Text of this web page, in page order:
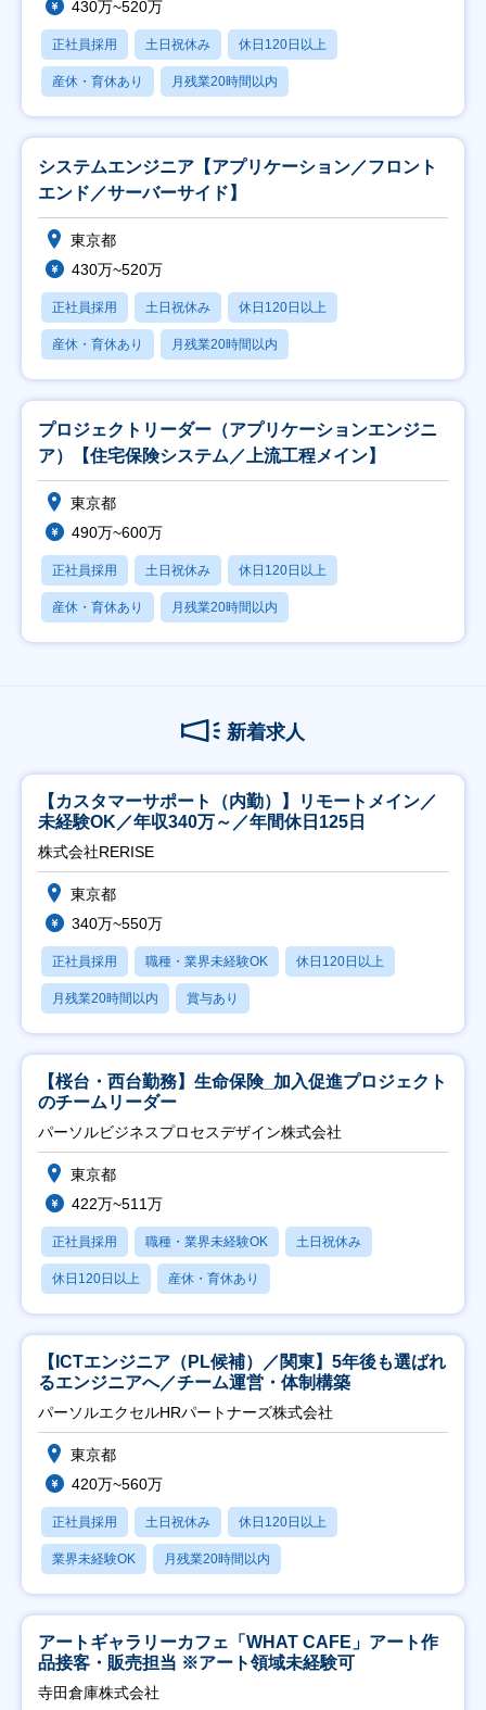
430万~520万
正社員採用 土日祝休み 休日120日以上
産休・育休あり 月残業20時間以内
システムエンジニア【アプリケーション／フロント
エンド／サーバーサイド】
東京都
430万~520万
正社員採用 土日祝休み 休日120日以上
産休・育休あり 月残業20時間以内
プロジェクトリーダー（アプリケーションエンジニ
ア）【住宅保険システム／上流工程メイン】
東京都
490万~600万
正社員採用 土日祝休み 休日120日以上
産休・育休あり 月残業20時間以内
新着求人
【カスタマーサポート（内勤）】リモートメイン／
未経験OK／年収340万～／年間休日125日
株式会社RERISE
東京都
340万~550万
正社員採用 職種・業界未経験OK 休日120日以上
月残業20時間以内 賞与あり
【桜台・西台勤務】生命保険_加入促進プロジェクト
のチームリーダー
パーソルビジネスプロセスデザイン株式会社
東京都
422万~511万
正社員採用 職種・業界未経験OK 土日祝休み
休日120日以上 産休・育休あり
【ICTエンジニア（PL候補）／関東】5年後も選ばれ
るエンジニアへ／チーム運営・体制構築
パーソルエクセルHRパートナーズ株式会社
東京都
420万~560万
正社員採用 土日祝休み 休日120日以上
業界未経験OK 月残業20時間以内
アートギャラリーカフェ「WHAT CAFE」アート作
品接客・販売担当 ※アート領域未経験可
寺田倉庫株式会社